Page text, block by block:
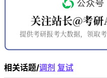
相关话题/调剂 复试